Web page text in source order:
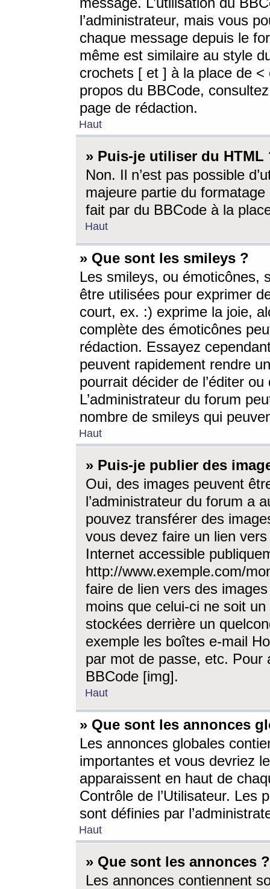
l’administrateur, mais vous
chaque message depuis le
même est similaire au style
crochets [ et ] à la place de <
propos du BBCode,
page de rédaction.
Haut
» Puis-je utiliser du HTML
Non. Il n’est pas possible
majeure partie du
fait par du BBCode à la
Haut
» Que sont les smileys ?
Les smileys, ou émoticônes,
être utilisées pour exprimer
court, ex. :) exprime la joie,
complète des émoticônes
rédaction. Essayez
peuvent rapidement rendre
pourrait décider de l’éditer
L’administrateur du forum
nombre de smileys qui
Haut
» Puis-je publier des
Oui, des images peuvent
l’administrateur du forum a
pouvez transférer des
vous devez faire un lien
Internet accessible
http://www.exemple.com/
faire de lien vers des
moins que celui-ci ne soit
stockées derrière un
exemple les boîtes e-mail
par mot de passe, etc. Pour
BBCode [img].
Haut
» Que sont les annonces
Les annonces globales
importantes et vous devriez
apparaissent en haut de
Contrôle de l’Utilisateur. Les
sont définies par
Haut
» Que sont les annonces ?
Les annonces contiennent